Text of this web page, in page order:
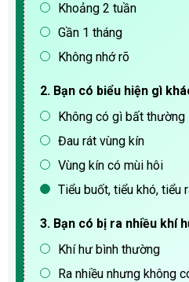
Khoảng 2 tuần
Gần 1 tháng
Không nhớ rõ
2. Bạn có biểu hiện gì
Không có gì bất thường
Đau rát vùng kín
Vùng kín có mùi hôi
Tiểu buốt, tiểu khó, tiểu
3. Bạn có bị ra nhiều khí
Khí hư bình thường
Ra nhiều nhưng không